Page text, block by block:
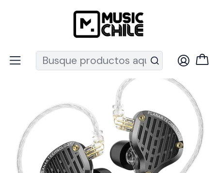
Recuerda que ahora nos puedes encontrar en el MUT
Audifonos In-ear Audifono PR3 Negro KZ